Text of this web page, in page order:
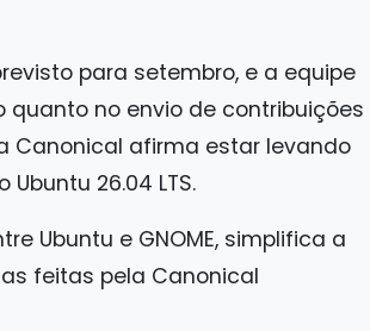
para setembro, e a equipe
no envio de contribuições
Canonical afirma estar levando
26.04 LTS.
Ubuntu e GNOME, simplifica a
feitas pela Canonical